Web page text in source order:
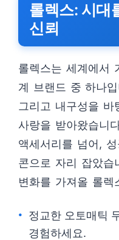
롤렉스: 시대
신뢰
롤렉스는 세계에서
계 브랜드 중 하나
그리고 내구성을
사랑을 받아왔습니
액세서리를 넘어,
콘으로 자리 잡았습
변화를 가져올 롤렉
정교한 오토매틱
경험하세요.